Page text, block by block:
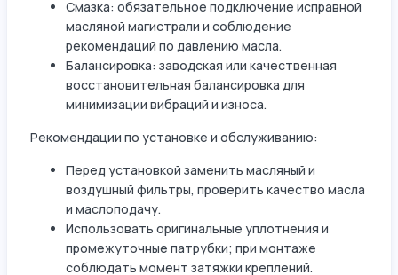
Смазка: обязательное подключение исправной
масляной магистрали и соблюдение
рекомендаций по давлению масла.
Балансировка: заводская или качественная
восстановительная балансировка для
минимизации вибраций и износа.
Рекомендации по установке и обслуживанию:
Перед установкой заменить масляный и
воздушный фильтры, проверить качество масла
и маслоподачу.
Использовать оригинальные уплотнения и
промежуточные патрубки; при монтаже
соблюдать момент затяжки креплений.